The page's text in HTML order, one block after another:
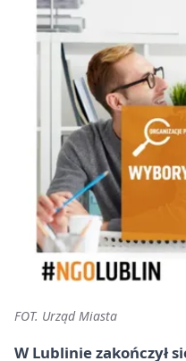
FOT. Urząd Miasta
W Lublinie zakończył